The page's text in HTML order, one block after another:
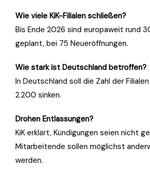
Wie viele KiK-Filialen schließen?
Bis Ende 2026 sind europaweit rund
geplant, bei 75 Neueröffnungen.
Wie stark ist Deutschland betroffen?
In Deutschland soll die Zahl der
2.200 sinken.
Drohen Entlassungen?
KiK erklärt, Kündigungen seien nicht
Mitarbeitende sollen möglichst
werden.